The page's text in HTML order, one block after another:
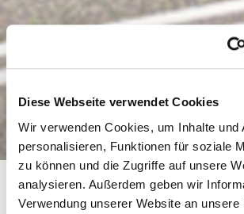
Diese Webseite verwendet Cookies
Wir verwenden Cookies, um Inhalte und
personalisieren, Funktionen für soziale
zu können und die Zugriffe auf unsere
analysieren. Außerdem geben wir
Verwendung unserer Website an unsere
Aktuelles